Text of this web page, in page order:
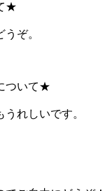
★
ぞ。
ついて★
れしいです。